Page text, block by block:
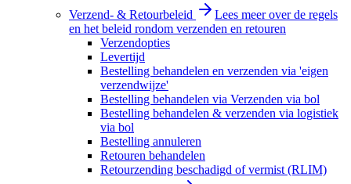
Verzend- & Retourbeleid
Lees meer over de regels
en het beleid rondom verzenden en retouren
Verzendopties
Levertijd
Bestelling behandelen en verzenden via 'eigen
verzendwijze'
Bestelling behandelen via Verzenden via bol
Bestelling behandelen & verzenden via logistiek
via bol
Bestelling annuleren
Retouren behandelen
Retourzending beschadigd of vermist (RLIM)